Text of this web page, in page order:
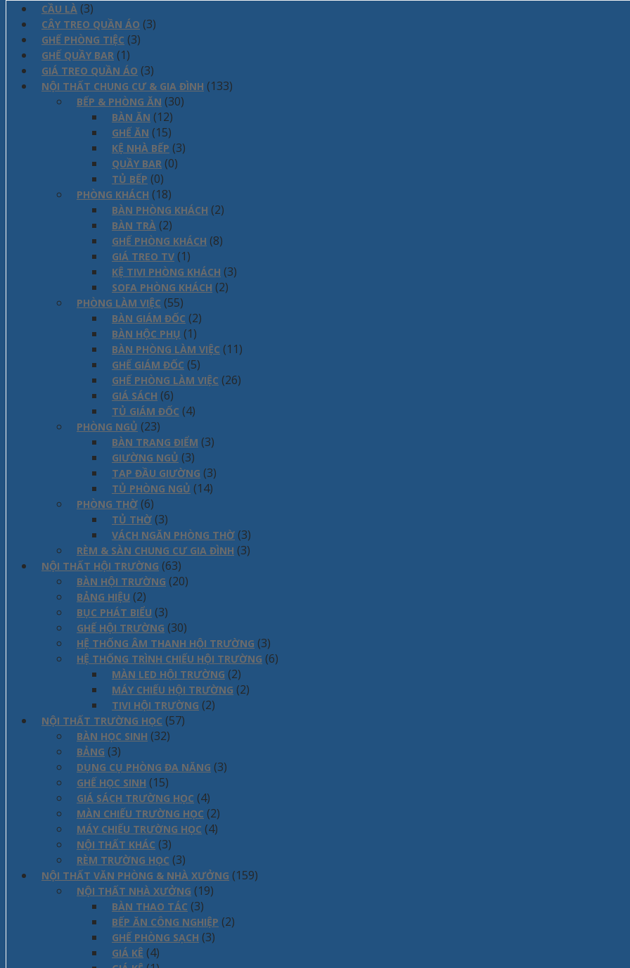
CẦU LÀ (3)
CÂY TREO QUẦN ÁO (3)
GHẾ PHÒNG TIỆC (3)
GHẾ QUẦY BAR (1)
GIÁ TREO QUẦN ÁO (3)
NỘI THẤT CHUNG CƯ & GIA ĐÌNH (133)
BẾP & PHÒNG ĂN (30)
BÀN ĂN (12)
GHẾ ĂN (15)
KỆ NHÀ BẾP (3)
QUẦY BAR (0)
TỦ BẾP (0)
PHÒNG KHÁCH (18)
BÀN PHÒNG KHÁCH (2)
BÀN TRÀ (2)
GHẾ PHÒNG KHÁCH (8)
GIÁ TREO TV (1)
KỆ TIVI PHÒNG KHÁCH (3)
SOFA PHÒNG KHÁCH (2)
PHÒNG LÀM VIỆC (55)
BÀN GIÁM ĐỐC (2)
BÀN HỘC PHỤ (1)
BÀN PHÒNG LÀM VIỆC (11)
GHẾ GIÁM ĐỐC (5)
GHẾ PHÒNG LÀM VIỆC (26)
GIÁ SÁCH (6)
TỦ GIÁM ĐỐC (4)
PHÒNG NGỦ (23)
BÀN TRANG ĐIỂM (3)
GIƯỜNG NGỦ (3)
TAP ĐẦU GIƯỜNG (3)
TỦ PHÒNG NGỦ (14)
PHÒNG THỜ (6)
TỦ THỜ (3)
VÁCH NGĂN PHÒNG THỜ (3)
RÈM & SÀN CHUNG CƯ GIA ĐÌNH (3)
NỘI THẤT HỘI TRƯỜNG (63)
BÀN HỘI TRƯỜNG (20)
BẢNG HIỆU (2)
BỤC PHÁT BIỂU (3)
GHẾ HỘI TRƯỜNG (30)
HỆ THỐNG ÂM THANH HỘI TRƯỜNG (3)
HỆ THỐNG TRÌNH CHIẾU HỘI TRƯỜNG (6)
MÀN LED HỘI TRƯỜNG (2)
MÁY CHIẾU HỘI TRƯỜNG (2)
TIVI HỘI TRƯỜNG (2)
NỘI THẤT TRƯỜNG HỌC (57)
BÀN HỌC SINH (32)
BẢNG (3)
DỤNG CỤ PHÒNG ĐA NĂNG (3)
GHẾ HỌC SINH (15)
GIÁ SÁCH TRƯỜNG HỌC (4)
MÀN CHIẾU TRƯỜNG HỌC (2)
MÁY CHIẾU TRƯỜNG HỌC (4)
NỘI THẤT KHÁC (3)
RÈM TRƯỜNG HỌC (3)
NỘI THẤT VĂN PHÒNG & NHÀ XƯỞNG (159)
NỘI THẤT NHÀ XƯỞNG (19)
BÀN THAO TÁC (3)
BẾP ĂN CÔNG NGHIỆP (2)
GHẾ PHÒNG SẠCH (3)
GIÁ KÊ (4)